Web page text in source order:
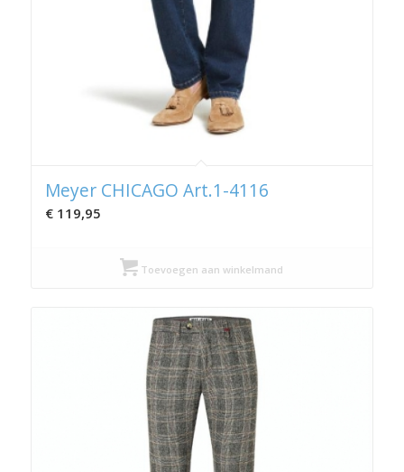
Meyer CHICAGO Art.1-4116
€119,95
Toevoegen aan winkelmand